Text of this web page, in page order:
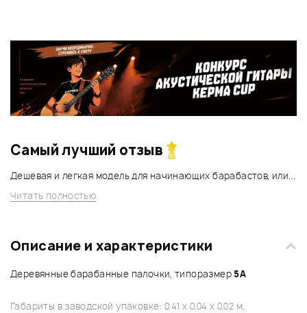
Самый лучший отзыв
Дешевая и легкая модель для начинающих барабастов, или...
Читать полностью
Описание и характеристики
Деревянные барабанные палочки, типоразмер5A
Габариты в заводской упаковке: 0.41 x 0.04 x 0.02 м.